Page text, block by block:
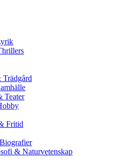
Teater
Fritid
& Naturvetenskap